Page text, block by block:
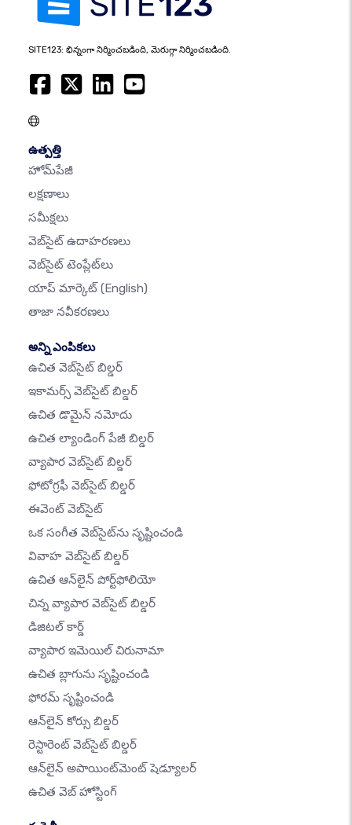
SITE123: భిన్నంగా నిర్మించబడింది, మెరుగ్గా నిర్మించబడింది.
ఉత్పత్తి
హోమ్‌పేజీ
లక్షణాలు
సమీక్షలు
వెబ్‌సైట్ ఉదాహరణలు
వెబ్‌సైట్ టెంప్లేట్‌లు
యాప్ మార్కెట్ (English)
తాజా నవీకరణలు
అన్ని ఎంపికలు
ఉచిత వెబ్‌సైట్ బిల్డర్
ఇకామర్స్ వెబ్‌సైట్ బిల్డర్
ఉచిత డొమైన్ నమోదు
ఉచిత ల్యాండింగ్ పేజీ బిల్డర్
వ్యాపార వెబ్‌సైట్ బిల్డర్
ఫోటోగ్రఫీ వెబ్‌సైట్ బిల్డర్
ఈవెంట్ వెబ్‌సైట్
ఒక సంగీత వెబ్‌సైట్‌ను సృష్టించండి
వివాహ వెబ్‌సైట్ బిల్డర్
ఉచిత ఆన్‌లైన్ పోర్ట్‌ఫోలియో
చిన్న వ్యాపార వెబ్‌సైట్ బిల్డర్
డిజిటల్ కార్డ్
వ్యాపార ఇమెయిల్ చిరునామా
ఉచిత బ్లాగును సృష్టించండి
ఫోరమ్ సృష్టించండి
ఆన్‌లైన్ కోర్సు బిల్డర్
రెస్టారెంట్ వెబ్‌సైట్ బిల్డర్
ఆన్‌లైన్ అపాయింట్‌మెంట్ షెడ్యూలర్
ఉచిత వెబ్ హోస్టింగ్